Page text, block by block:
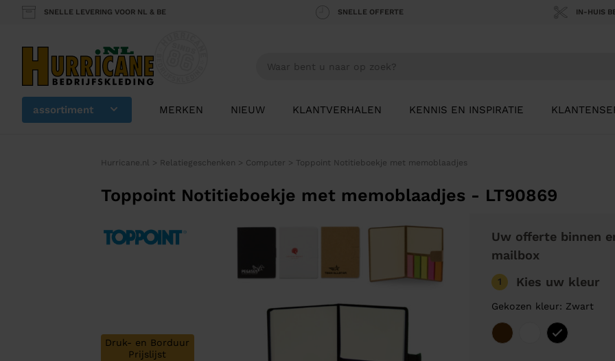
SNELLE LEVERING VOOR NL & BE SNELLE OFFERTE IN-HUIS
assortiment MERKEN NIEUW KLANTVERHALEN KENNIS EN INSPIRATIE
Hurricane.nl > Relatiegeschenken > Computer > Toppoint Notitieboekje met memoblaadjes
Toppoint Notitieboekje met memoblaadjes - LT90869
Druk- en Borduur
Prijslijst
Uw offerte binnen
mailbox
1 Kies uw kleur
Gekozen kleur: Zwart